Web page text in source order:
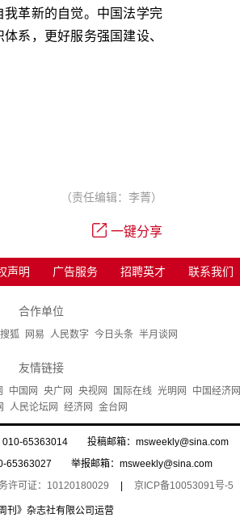
革新的自觉。中国法学完
系，更好服务强国建设、
（责任编辑：李菁）
一键分享
声明 广告服务 招聘英才 联系我们
合作单位
搜狐 网易 人民数字 今日头条 半月谈网
友情链接
中国网 央广网 央视网 国际在线 光明网 中国经济网
人民论坛网 经济网 金台网
010-65363014 投稿邮箱：msweekly@sina.com
65363027 举报邮箱：msweekly@sina.com
许可证：10120180029 京ICP备10053091号-5
刊》杂志社有限公司运营